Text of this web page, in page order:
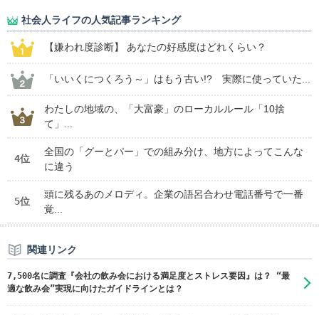
社会人ライフの人気記事ランキング
【嫌われ度診断】 あなたの好感度はどれくらい？
「いいくにつくろう～」はもう古い!? 実際に使っていた...
わたしの地域の、「大富豪」のローカルルール「10捨
て」...
4位
全国の「グーとパー」での組み分け、地方によってこんな
に違う
5位
頭に残るあのメロディ。企業の語呂合わせ電話番号で一番
覚...
関連リンク
7,500名に調査『会社の飲み会における満足度とストレス要因』は？ “最
適な飲み会”実現に向けたガイドラインとは？